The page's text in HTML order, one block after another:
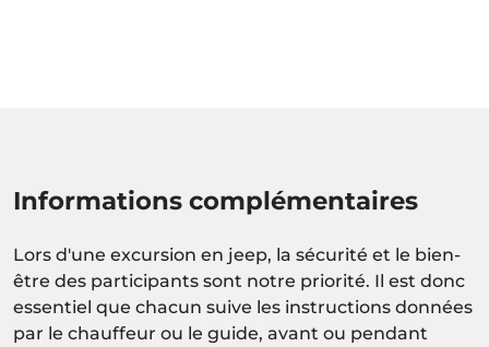
Informations complémentaires
Lors d'une excursion en jeep, la sécurité et le bien-
être des participants sont notre priorité. Il est donc
essentiel que chacun suive les instructions données
par le chauffeur ou le guide, avant ou pendant